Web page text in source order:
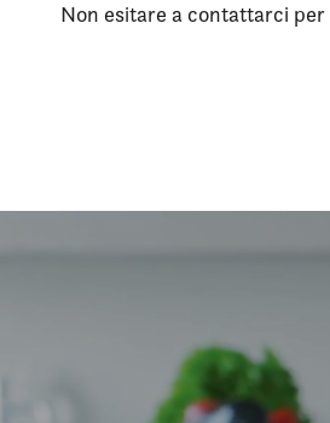
Non esitare a contattarci